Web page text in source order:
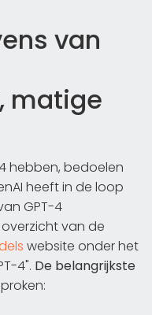
van
matige
hebben, bedoelen
heeft in de loop
GPT-4
van de
website onder het
4". De belangrijkste